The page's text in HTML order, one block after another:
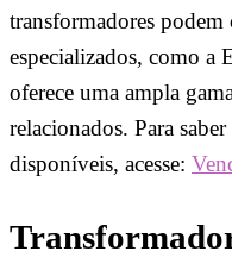
transformadores
especializados, como a
oferece uma ampla
relacionados. Para
disponíveis, acesse: